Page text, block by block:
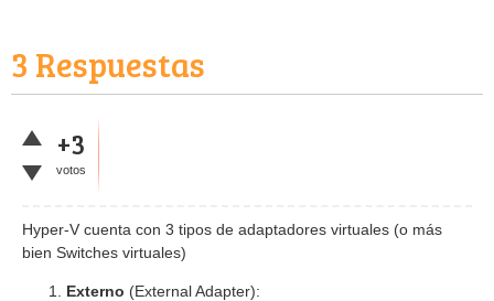
3 Respuestas
+3
votos
Hyper-V cuenta con 3 tipos de adaptadores virtuales (o más
bien Switches virtuales)
Externo (External Adapter):